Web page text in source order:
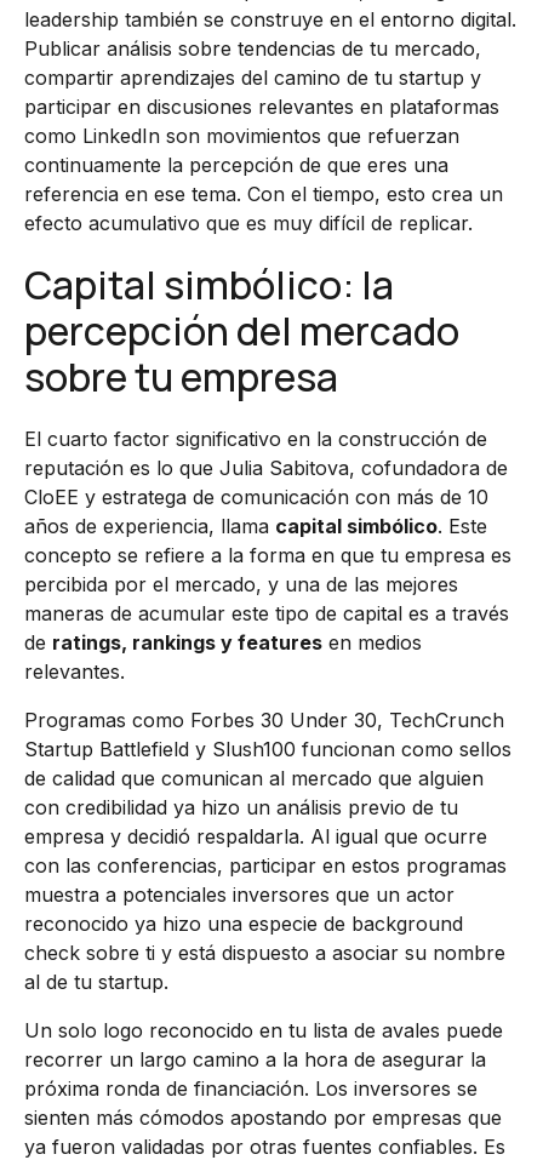
leadership también se construye en el entorno digital.
Publicar análisis sobre tendencias de tu mercado,
compartir aprendizajes del camino de tu startup y
participar en discusiones relevantes en plataformas
como LinkedIn son movimientos que refuerzan
continuamente la percepción de que eres una
referencia en ese tema. Con el tiempo, esto crea un
efecto acumulativo que es muy difícil de replicar.
Capital simbólico: la
percepción del mercado
sobre tu empresa
El cuarto factor significativo en la construcción de
reputación es lo que Julia Sabitova, cofundadora de
CloEE y estratega de comunicación con más de 10
años de experiencia, llama capital simbólico. Este
concepto se refiere a la forma en que tu empresa es
percibida por el mercado, y una de las mejores
maneras de acumular este tipo de capital es a través
de ratings, rankings y features en medios
relevantes.
Programas como Forbes 30 Under 30, TechCrunch
Startup Battlefield y Slush100 funcionan como sellos
de calidad que comunican al mercado que alguien
con credibilidad ya hizo un análisis previo de tu
empresa y decidió respaldarla. Al igual que ocurre
con las conferencias, participar en estos programas
muestra a potenciales inversores que un actor
reconocido ya hizo una especie de background
check sobre ti y está dispuesto a asociar su nombre
al de tu startup.
Un solo logo reconocido en tu lista de avales puede
recorrer un largo camino a la hora de asegurar la
próxima ronda de financiación. Los inversores se
sienten más cómodos apostando por empresas que
ya fueron validadas por otras fuentes confiables. Es